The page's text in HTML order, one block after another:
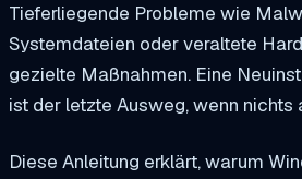
Tieferliegende Probleme wie
Systemdateien oder veraltete
gezielte Maßnahmen. Eine
ist der letzte Ausweg, wenn nichts
Diese Anleitung erklärt, warum